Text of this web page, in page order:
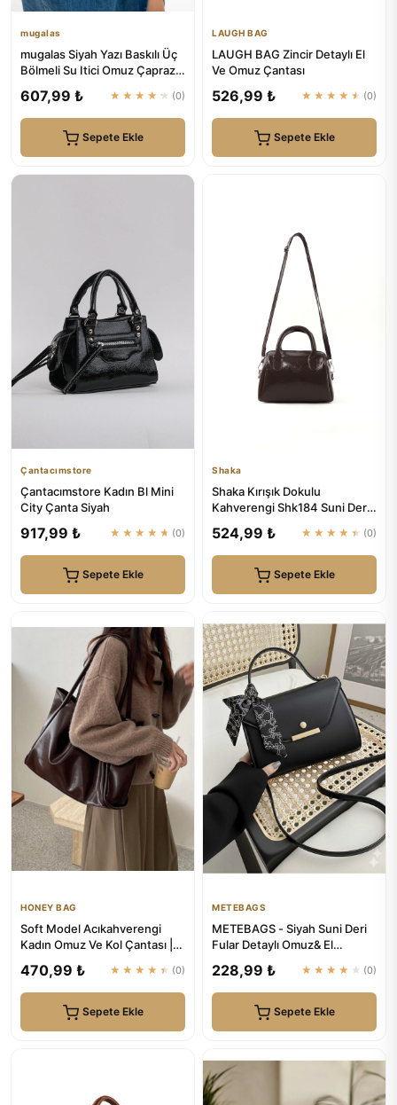
mugalas
mugalas Siyah Yazı Baskılı Üç
Bölmeli Su Itici Omuz Çapraz
607,99 ₺ ★★★★★ (0)
Sepete Ekle
LAUGH BAG
LAUGH BAG Zincir Detaylı El
Ve Omuz Çantası
526,99 ₺ ★★★★★ (0)
Sepete Ekle
Çantacımstore
Çantacımstore Kadın Bl Mini
City Çanta Siyah
917,99 ₺ ★★★★★ (0)
Sepete Ekle
Shaka
Shaka Kırışık Dokulu
Kahverengi Shk184 Suni Deri
524,99 ₺ ★★★★★ (0)
Sepete Ekle
HONEY BAG
Soft Model Acıkahverengi
Kadın Omuz Ve Kol Çantası |
470,99 ₺ ★★★★★ (0)
Sepete Ekle
METEBAGS
METEBAGS - Siyah Suni Deri
Fular Detaylı Omuz& El
228,99 ₺ ★★★★★ (0)
Sepete Ekle